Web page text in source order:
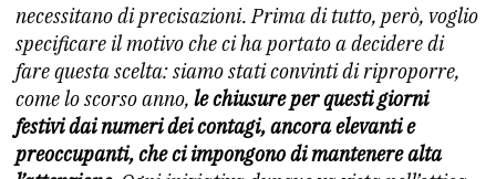
necessitano di precisazioni. Prima di tutto, però, voglio
specificare il motivo che ci ha portato a decidere di
fare questa scelta: siamo stati convinti di riproporre,
come lo scorso anno, le chiusure per questi giorni
festivi dai numeri dei contagi, ancora elevanti e
preoccupanti, che ci impongono di mantenere alta